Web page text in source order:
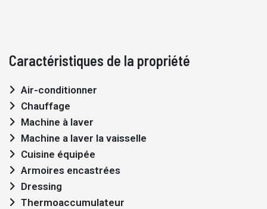
Caractéristiques de la propriété
Air-conditionner
Chauffage
Machine à laver
Machine a laver la vaisselle
Cuisine équipée
Armoires encastrées
Dressing
Thermoaccumulateur